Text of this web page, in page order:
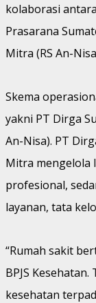
kolaborasi
Prasarana
Mitra (RS An-
Skema
yakni PT Dirga
An-Nisa). PT
Mitra mengelola
profesional,
layanan, tata
“Rumah sakit
BPJS
kesehatan